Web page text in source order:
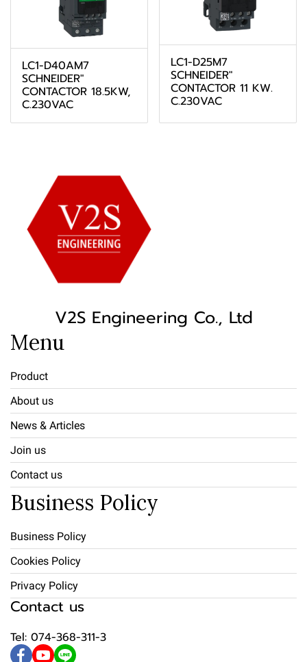
LC1-D40AM7
SCHNEIDER"
CONTACTOR 18.5KW,
C.230VAC
LC1-D25M7
SCHNEIDER"
CONTACTOR 11 KW.
C.230VAC
V2S Engineering Co., Ltd
Menu
Product
About us
News & Articles
Join us
Contact us
Business Policy
Business Policy
Cookies Policy
Privacy Policy
Contact us
Tel: 074-368-311-3